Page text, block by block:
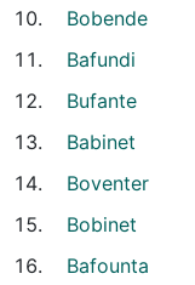
Bobende
Bafundi
Bufante
Babinet
Boventer
Bobinet
Bafounta